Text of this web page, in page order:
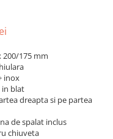
200/175 mm
inox
blat
dreapta si pe partea
de spalat inclus
chiuveta